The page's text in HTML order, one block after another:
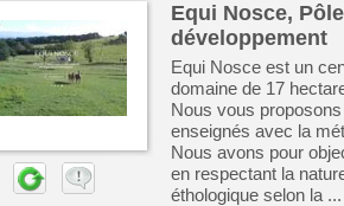
Equi Nosce,
développement
Equi Nosce est un
domaine de 17
Nous vous
enseignés avec la
Nous avons pour
en respectant la
éthologique selon la ...